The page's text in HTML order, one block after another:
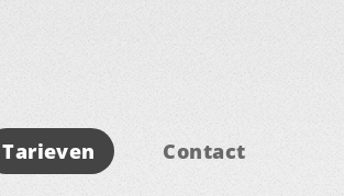
Tarieven Contact